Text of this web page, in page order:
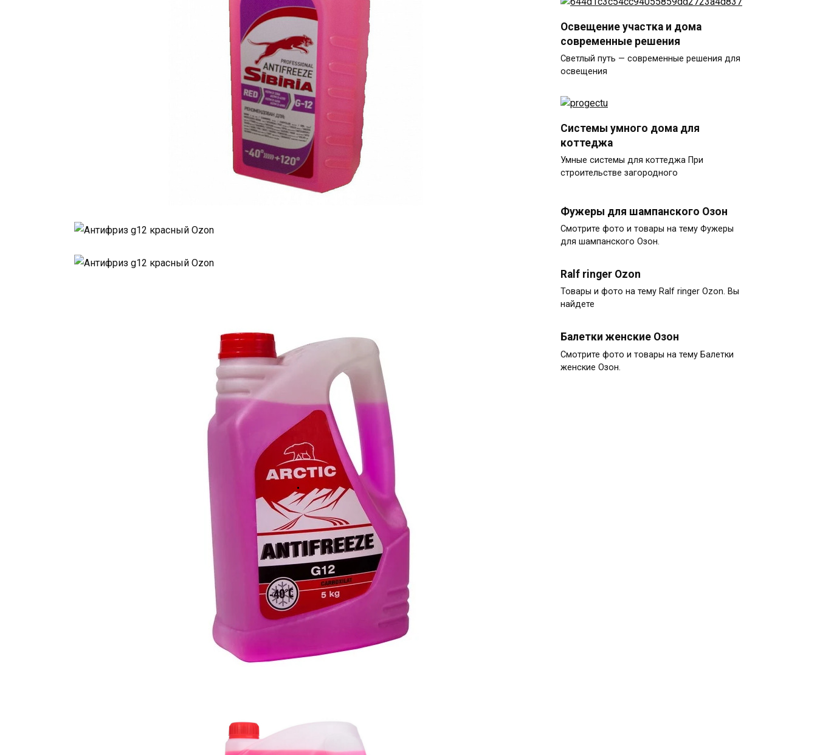
Освещение участка и дома
современные решения
Светлый путь — современные решения для
освещения
Системы умного дома для
коттеджа
Умные системы для коттеджа При
строительстве загородного
Фужеры для шампанского Озон
Смотрите фото и товары на тему Фужеры
для шампанского Озон.
Ralf ringer Ozon
Товары и фото на тему Ralf ringer Ozon. Вы
найдете
Балетки женские Озон
Смотрите фото и товары на тему Балетки
женские Озон.